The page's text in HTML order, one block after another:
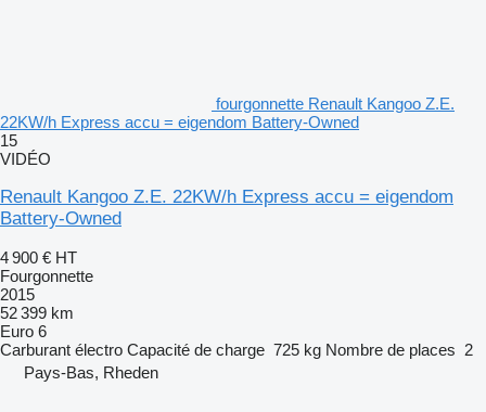
fourgonnette Renault Kangoo Z.E.
22KW/h Express accu = eigendom Battery-Owned
15
VIDÉO
Renault Kangoo Z.E. 22KW/h Express accu = eigendom
Battery-Owned
4 900 € HT
Fourgonnette
2015
52 399 km
Euro 6
Carburant électro Capacité de charge 725 kg Nombre de places 2
Pays-Bas, Rheden